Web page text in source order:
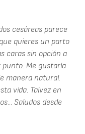
cesáreas parece
quieres un parto
caras sin opción a
punto. Me gustaría
manera natural.
vida. Talvez en
Saludos desde